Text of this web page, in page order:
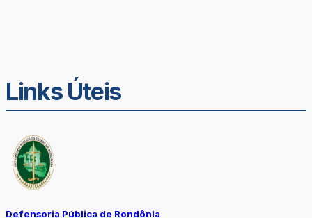
Links Úteis
Defensoria Pública de Rondônia